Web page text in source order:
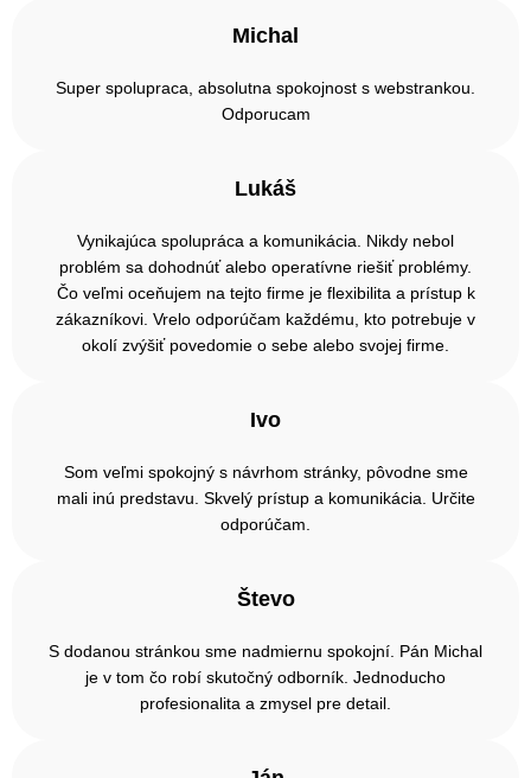
Michal
Super spolupraca, absolutna spokojnost s webstrankou.
Odporucam
Lukáš
Vynikajúca spolupráca a komunikácia. Nikdy nebol
problém sa dohodnúť alebo operatívne riešiť problémy.
Čo veľmi oceňujem na tejto firme je flexibilita a prístup k
zákazníkovi. Vrelo odporúčam každému, kto potrebuje v
okolí zvýšiť povedomie o sebe alebo svojej firme.
Ivo
Som veľmi spokojný s návrhom stránky, pôvodne sme
mali inú predstavu. Skvelý prístup a komunikácia. Určite
odporúčam.
Števo
S dodanou stránkou sme nadmiernu spokojní. Pán Michal
je v tom čo robí skutočný odborník. Jednoducho
profesionalita a zmysel pre detail.